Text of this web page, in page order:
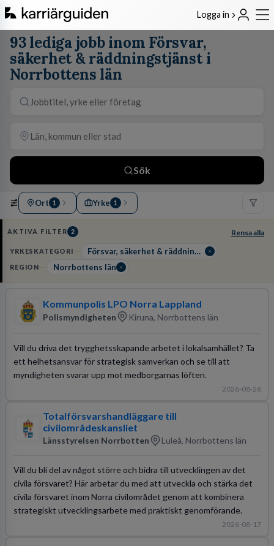
Logga in
93 lediga jobb inom Försvar,
säkerhet & räddningstjänst i
Norrbottens län
Sök
Ort 1 Yrke 1
AKTIVA FILTER 2 Rensa alla
YRKESKATEGORI Försvar, säkerhet & räddningstjänst
REGION Norrbottens län
Kommunpolis LPO Norra Lappland
Polismyndigheten Kiruna, Norrbottens län
Vill du driva det trygghetsskapande arbetet i lokalsamhället? Ta
ett helhetsansvar för strategisk samverkan och se till att
myndigheten svarar upp mot medborgarnas löften.
2026-08-26
Totalförsvarshandläggare till
civilområdeskansliet
Länsstyrelsen Norrbotten Luleå, Norrbottens län
Vill du bli del av något större och bidra till utvecklingen av det
civila försvaret? Här arbetar du med att utveckla och stärka det
civila försvaret inom Norra civilområdet genom att kombinera
strategiskt utvecklingsarbete med praktiskt genomförande.
2026-08-17